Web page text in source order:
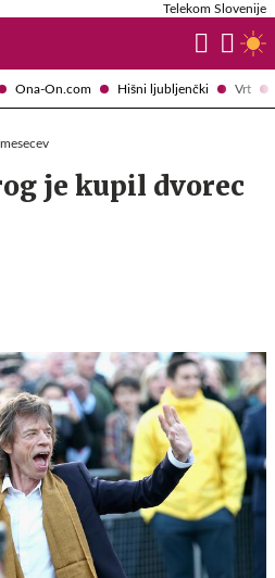
Ona-On.com Hišni ljubljenčki Vrt
Telekom Slovenije
je kupil dvorec